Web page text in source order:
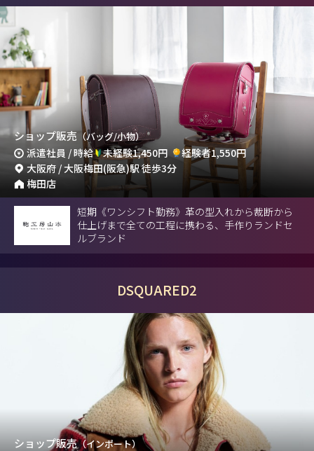
ショップ販売 （バッグ/小物）
派遣社員 / 時給 未経験1,450円
経験者1,550円
大阪府 / 大阪梅田(阪急)駅 徒歩3分
梅田店
短期《ワンシフト勤務》革の型入れから裁断から
仕上げまで全ての工程に携わる、手作りランドセ
ルブランド
DSQUARED2
ショップ販売（インポート）